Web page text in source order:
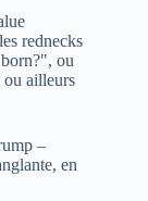
rednecks
ou
ou ailleurs
–
en